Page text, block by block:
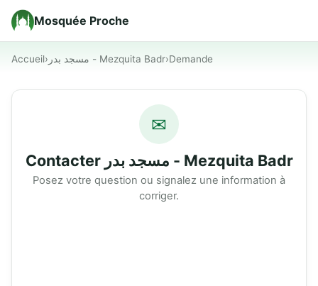
Mosquée Proche
Accueil› مسجد بدر - Mezquita Badr›Demande
✉
Contacter مسجد بدر - Mezquita Badr
Posez votre question ou signalez une information à
corriger.